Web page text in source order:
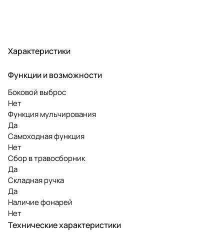
Характеристики
Функции и возможности
Боковой выброс
Нет
Функция мульчирования
Да
Самоходная функция
Нет
Сбор в травосборник
Да
Складная ручка
Да
Наличие фонарей
Нет
Технические характеристики